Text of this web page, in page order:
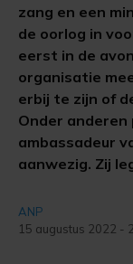
zang en een
de oorlog in
eerst in de
organisatie
erbij te zijn of
Onder anderen
ambassadeur
aanwezig. Zij
ANP
15 augustus 2022 -